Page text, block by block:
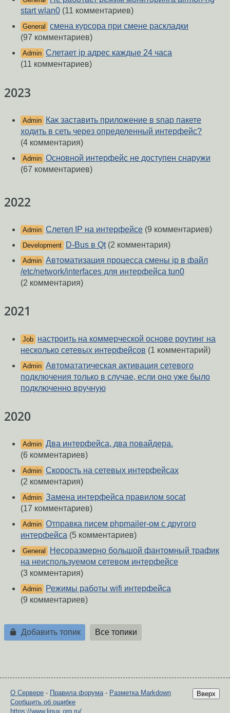
start wlan0 (11 комментариев)
General
смена курсора при смене раскладки
(97 комментариев)
Admin Слетает ip адрес каждые 24 часа
(11 комментариев)
2023
Admin
Как заставить приложение в snap пакете
ходить в сеть через определенный интерфейс?
(4 комментария)
Admin Основной интерфейс не доступен снаружи
(67 комментариев)
2022
Admin Слетел IP на интерфейсе (9 комментариев)
Development D-Bus в Qt(2 комментария)
Admin Автоматизация процесса смены ip в файл
/etc/network/interfaces для интерфейса tun0
(2 комментария)
2021
Job настроить на коммерческой основе роутинг на
несколько сетевых интерфейсов (1 комментарий)
Admin Автомататическая активация сетевого
подключения только в случае, если оно уже было
подключенно вручную
2020
Admin Два интерфейса, два повайдера.
(6 комментариев)
Admin Скорость на сетевых интерфейсах
(2 комментария)
Admin Замена интерфейса правилом socat
(17 комментариев)
Admin Отправка писем phpmailer-ом с другого
интерфейса (5 комментариев)
General
Несоразмерно большой фантомный трафик
на неиспользуемом сетевом интерфейсе
(3 комментария)
Admin
Режимы работы wifi интерфейса
(9 комментариев)
Добавить топик Все топики
Вверх
О Сервере - Правила форума - Разметка Markdown
Сообщить об ошибке
https://www.linux.org.ru/